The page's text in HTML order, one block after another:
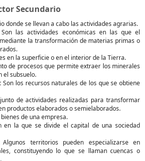
Secundario
donde se llevan a cabo las actividades agrarias.
Son las actividades económicas en las que el
la transformación de materias primas o
en la superficie o en el interior de la Tierra.
de procesos que permite extraer los minerales
el subsuelo.
Son los recursos naturales de los que se obtiene
de actividades realizadas para transformar
productos elaborados o semielaborados.
de una empresa.
en la que se divide el capital de una sociedad
territorios pueden especializarse en
constituyendo lo que se llaman cuencas o